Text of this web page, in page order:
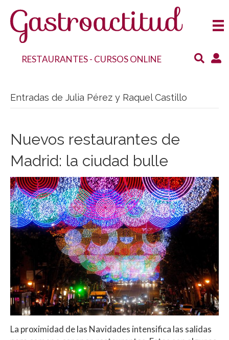
RESTAURANTES- CURSOS ONLINE
Entradas de Julia Pérez y Raquel Castillo
Nuevos restaurantes de
Madrid: la ciudad bulle
La proximidad de las Navidades intensifica las salidas